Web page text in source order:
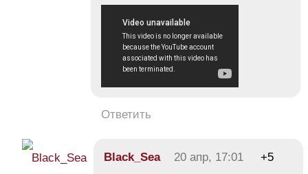
Ответить
Black_Sea 20 апр, 17:01 +5